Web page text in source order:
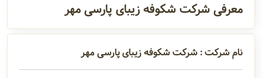
آدرس و
اطلاعات
تماس
معرفی شرکت شکوفه زیبای پارسی مهر
نام شرکت : شرکت شکوفه زیبای پارسی مهر